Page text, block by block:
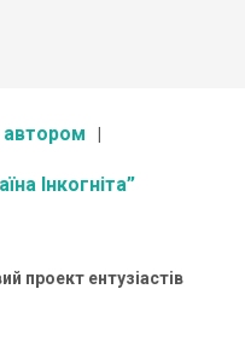
автором
Інкогніта”
проект ентузіастів